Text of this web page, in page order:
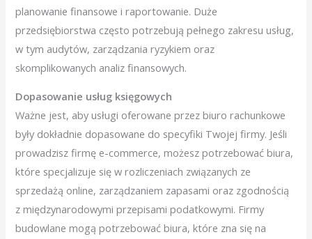
planowanie finansowe i raportowanie. Duże
przedsiębiorstwa często potrzebują pełnego zakresu usług,
w tym audytów, zarządzania ryzykiem oraz
skomplikowanych analiz finansowych.
Dopasowanie usług księgowych
Ważne jest, aby usługi oferowane przez biuro rachunkowe
były dokładnie dopasowane do specyfiki Twojej firmy. Jeśli
prowadzisz firmę e-commerce, możesz potrzebować biura,
które specjalizuje się w rozliczeniach związanych ze
sprzedażą online, zarządzaniem zapasami oraz zgodnością
z międzynarodowymi przepisami podatkowymi. Firmy
budowlane mogą potrzebować biura, które zna się na